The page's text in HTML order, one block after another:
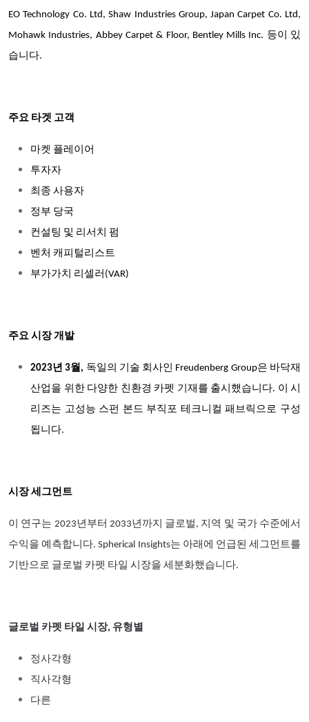
EO Technology Co. Ltd, Shaw Industries Group, Japan Carpet Co. Ltd,
Mohawk Industries, Abbey Carpet & Floor, Bentley Mills Inc. 등이 있
습니다.
주요 타겟 고객
마켓 플레이어
투자자
최종 사용자
정부 당국
컨설팅 및 리서치 펌
벤처 캐피털리스트
부가가치 리셀러(VAR)
주요 시장 개발
2023년 3월, 독일의 기술 회사인 Freudenberg Group은 바닥재
산업을 위한 다양한 친환경 카펫 기재를 출시했습니다. 이 시
리즈는 고성능 스펀 본드 부직포 테크니컬 패브릭으로 구성
됩니다.
시장 세그먼트
이 연구는 2023년부터 2033년까지 글로벌, 지역 및 국가 수준에서
수익을 예측합니다. Spherical Insights는 아래에 언급된 세그먼트를
기반으로 글로벌 카펫 타일 시장을 세분화했습니다.
글로벌 카펫 타일 시장, 유형별
정사각형
직사각형
다른